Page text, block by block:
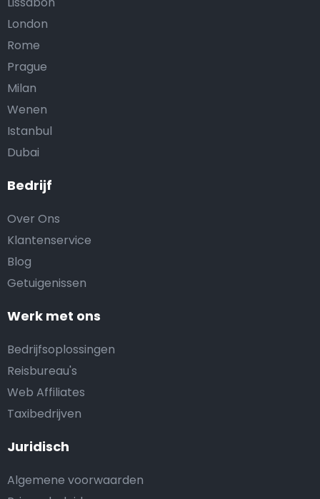
Bedrijf
Over Ons
Klantenservice
Blog
Getuigenissen
Werk met ons
Bedrijfsoplossingen
Reisbureau's
Web Affiliates
Taxibedrijven
Juridisch
Algemene voorwaarden
London
Rome
Prague
Milan
Wenen
Istanbul
Dubai